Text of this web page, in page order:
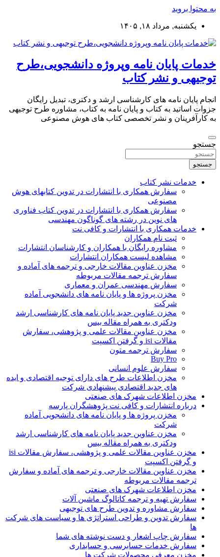
به محتوا بروید
یکشنبه, مرداد ۱۸, ۱۴۰۵
خدمات پایان نامه وپروژه دانشجویی،طرح
توجیهی و نشر کتاب
انجام پایان نامه های کارشناسی ارشد و دکتری، تبدیل رایگان
جزوات اساتید به کتاب و پایان نامه به کتاب، مشاوره طرح توجیهی
به کارآفرینان و نشر تخصصی کتاب های هوش مصنوعی
جستجو
جستجو
خدمات نشر کتاب
سفارش همکاری با انتشارات در تدوین کتابهای هوش
مصنوعی
سفارش همکاری با انتشارات در تدوین کتاب فناوری
های نوین در رشته های گوناگون مهندسی
خدمات همکاری با انتشارات و کافی نت
ثبت نام همکاران
مشاوره رایگان با همکاران و کارشناسان انتشارات
مشاهده لیست همکاران انتشارات
مخزن عناوین مقالات خارجی و ترجمه های آماده و
سفارش ترجمه مقالات مربوطه
سفارش مهندسی عمران و معماری
مخزن پروژه ها و پایان نامه های دانشجویی آماده
شرکت
مخزن عناوین جدید پایان نامه های کارشناسی ارشد
ودکتری به همراه مقاله بیس
مخزن عناوین مقالات علمی و پژوهشی، سفارش
مقالات isi و گرفتن اکسپت
سفارش ترجمه متون
Buy Pro
سفارش علوم انسانی
مخزن اطلاعات طرح های دارای توجیه اقتصادی و ایده
های جدید اقتصادی پیشنهادی شرکت
مخزن اطلاعات شهرک های صنعتی
درباره انتشارات و کافی نت پژوهشگران پارسه
مخزن پروژه ها و پایان نامه های دانشجویی آماده
شرکت
مخزن عناوین جدید پایان نامه های کارشناسی ارشد
ودکتری به همراه مقاله بیس
مخزن عناوین مقالات علمی و پژوهشی، سفارش مقالات isi
و گرفتن اکسپت
مخزن عناوین مقالات خارجی و ترجمه های آماده و سفارش
ترجمه مقالات مربوطه
مخزن اطلاعات شهرک های صنعتی
سفارش تهیه و ترجمه کاتالوگ ماشین آلات
سفارش مشاوره و تدوین طرح های توجیهی
سفارش تدوین و طراحی استراتژی ها و سیاست های شرکت
ها
سفارش چاپ اشعار و دست نوشته های شما
سفارش خدمات حسابرسی و حسابداری
مخزن معرفی محصولات شرکت ها